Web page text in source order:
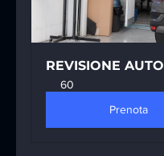
REVISIONE AUTO
60
Prenota